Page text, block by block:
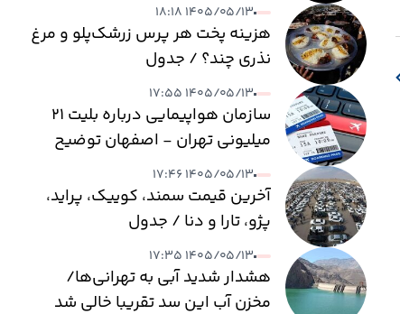
۱۴۰۵/۰۵/۱۳ ۱۸:۱۸
هزینه پخت هر پرس زرشک‌پلو و مرغ
نذری چند؟ / جدول
۱۴۰۵/۰۵/۱۳ ۱۷:۵۵
سازمان هواپیمایی درباره بلیت ۲۱
میلیونی تهران - اصفهان توضیح
داد۱۴۰۵/۰۵/۱۳ ۱۷:۴۶
آخرین قیمت سمند، کوییک، پراید،
پژو، تارا و دنا / جدول
۱۴۰۵/۰۵/۱۳ ۱۷:۳۵
هشدار شدید آبی به تهرانی‌ها/
مخزن آب این سد تقریبا خالی شد